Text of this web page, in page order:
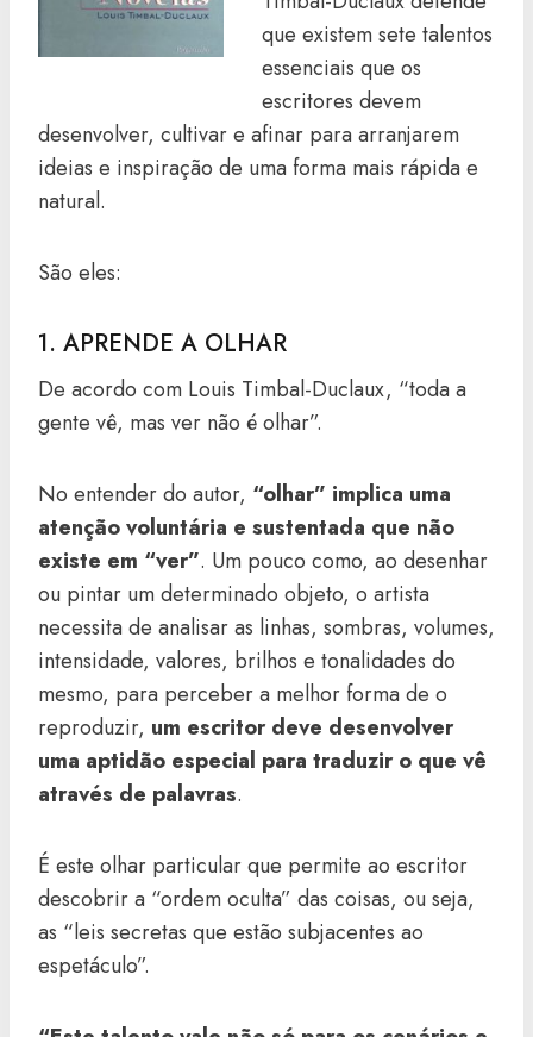
que existem sete talentos
essenciais que os
escritores devem
desenvolver, cultivar e afinar para arranjarem
ideias e inspiração de uma forma mais rápida e
natural.
São eles:
1. APRENDE A OLHAR
De acordo com Louis Timbal-Duclaux, “toda a
gente vê, mas ver não é olhar”.
No entender do autor, “olhar” implica uma
atenção voluntária e sustentada que não
existe em “ver”. Um pouco como, ao desenhar
ou pintar um determinado objeto, o artista
necessita de analisar as linhas, sombras, volumes,
intensidade, valores, brilhos e tonalidades do
mesmo, para perceber a melhor forma de o
reproduzir, um escritor deve desenvolver
uma aptidão especial para traduzir o que vê
através de palavras.
É este olhar particular que permite ao escritor
descobrir a “ordem oculta” das coisas, ou seja,
as “leis secretas que estão subjacentes ao
espetáculo”.